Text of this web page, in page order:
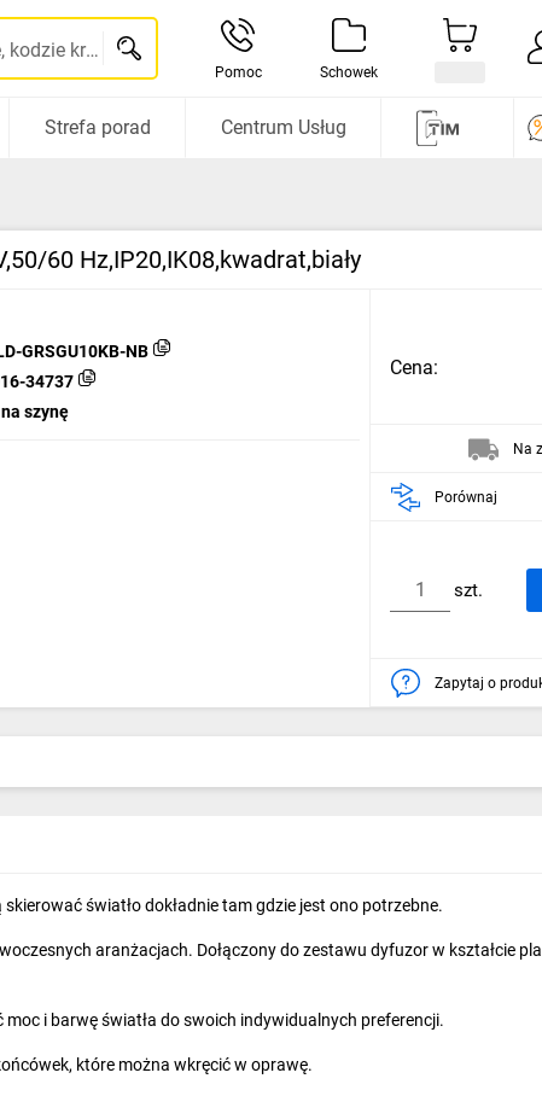
Szukaj po nazwie, indeksie, producencie, kodzie kreskowym...
Pomoc Schowek
Strefa porad Centrum Usług
60 Hz,IP20,IK08,kwadrat,biały
GRSGU10KB-NB
34737
szynę
Cena:
Na
Porównaj
szt.
Zapytaj o
światło dokładnie tam gdzie jest ono potrzebne.
aranżacjach. Dołączony do zestawu dyfuzor w kształcie
i barwę światła do swoich indywidualnych preferencji.
które można wkręcić w oprawę.